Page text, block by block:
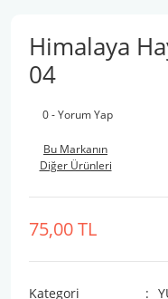
Himalaya
04
0 - Yorum Yap
Bu Markanın
Diğer Ürünleri
75,00 TL
Kategori